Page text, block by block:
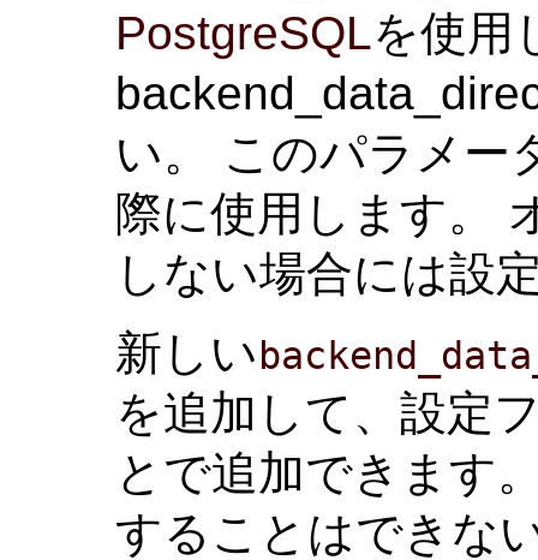
PostgreSQLを使用
い。 このパラメー
際に使用します。
しない場合には設
新しい
を追加して、設定
とで追加できます
することはできな